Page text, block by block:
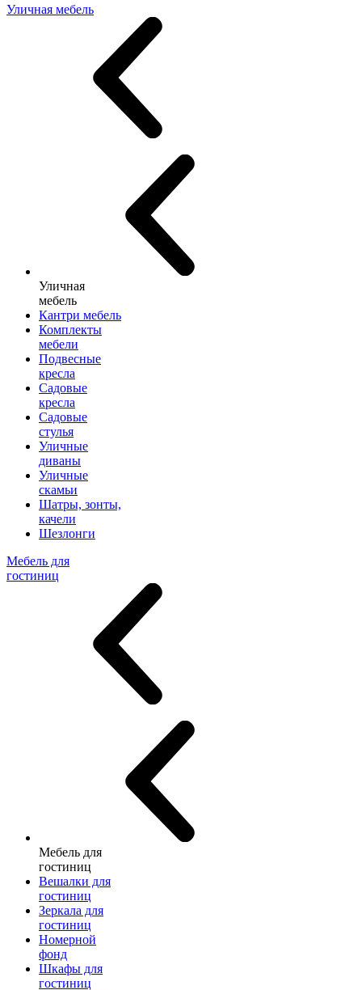
Уличная мебель
Уличная
мебель
Кантри мебель
Комплекты
мебели
Подвесные
кресла
Садовые
кресла
Садовые
стулья
Уличные
диваны
Уличные
скамьи
Шатры, зонты,
качели
Шезлонги
Мебель для
гостиниц
Мебель для
гостиниц
Вешалки для
гостиниц
Зеркала для
гостиниц
Номерной
фонд
Шкафы для
гостиниц